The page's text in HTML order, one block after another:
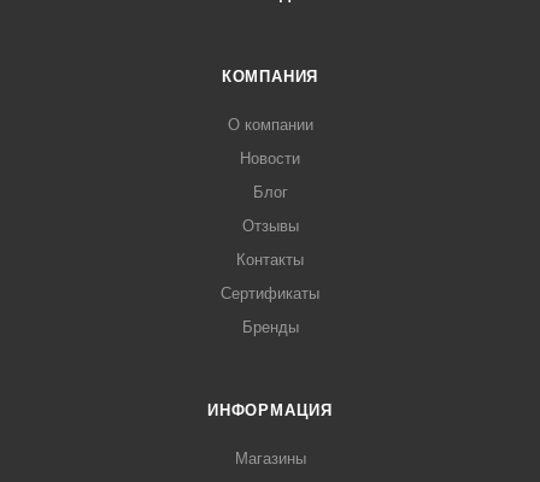
КОМПАНИЯ
О компании
Новости
Блог
Отзывы
Контакты
Сертификаты
Бренды
ИНФОРМАЦИЯ
Магазины